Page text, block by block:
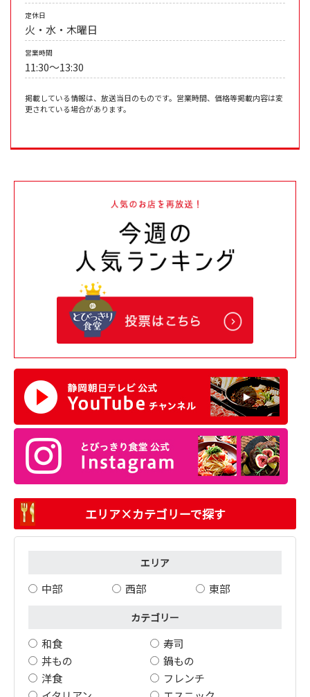
定休日
火・水・木曜日
営業時間
11:30～13:30
掲載している情報は、放送当日のものです。営業時間、価格等掲載内容は変
更されている場合があります。
エリア×カテゴリーで探す
エリア
中部 西部 東部
カテゴリー
和食
寿司
丼もの
鍋もの
洋食
フレンチ